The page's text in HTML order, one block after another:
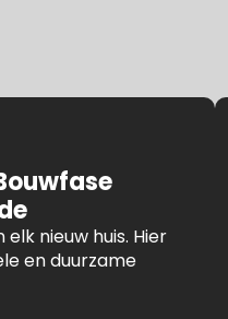
nieuw huis. Hier
en duurzame